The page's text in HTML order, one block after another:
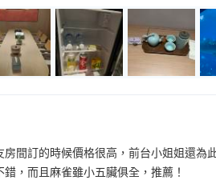
間訂的時候價格很高，前台小姐姐還
，而且麻雀雖小五臟俱全，推薦！